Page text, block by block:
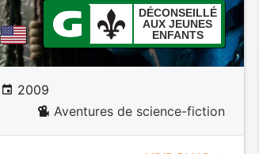
DÉCONSEILLÉ
AUX JEUNES
ENFANTS
2009
Aventures de science-fiction